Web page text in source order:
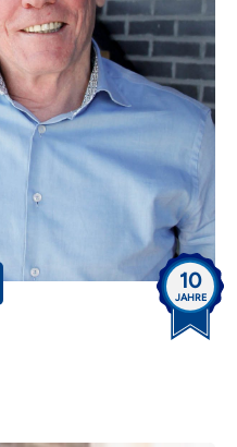
10
JAHRE